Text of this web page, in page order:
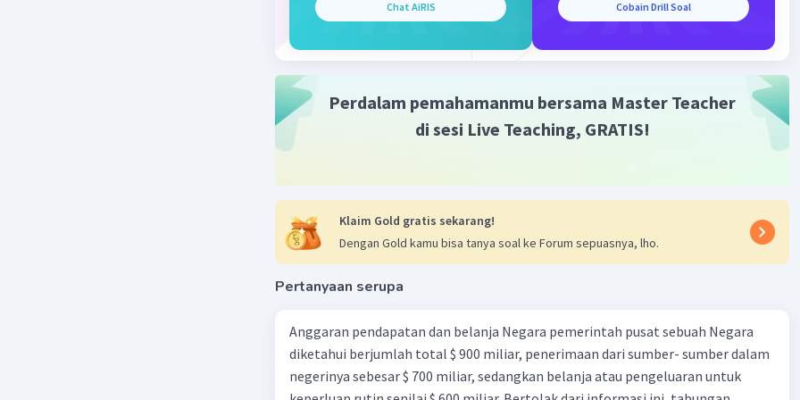
Jawaban terverifikasi
Bank sentral adalah lembaga keuangan yang bertugas sebagai
dan ekonomi negara tersebut. Beberapa fungsi utama bank sentral
meliputi:
1. **Kontrol Mata Uang dan Kebijakan Moneter**: Bank sentral
bertanggung jawab mencetak atau mengeluarkan uang tunai dan
bunga dan berbagai instrumen kebijakan lainnya untuk
mengendalikan inflasi, pertumbuhan ekonomi, dan stabilitas mata
uang.
Chat AiRIS Cobain Drill Soal
Perdalam pemahamanmu bersama Master Teacher
di sesi Live Teaching, GRATIS!
Klaim Gold gratis sekarang!
Dengan Gold kamu bisa tanya soal ke Forum sepuasnya, lho.
Pertanyaan serupa
Anggaran pendapatan dan belanja Negara pemerintah pusat sebuah Negara
diketahui berjumlah total $ 900 miliar, penerimaan dari sumber- sumber dalam
negerinya sebesar $ 700 miliar, sedangkan belanja atau pengeluaran untuk